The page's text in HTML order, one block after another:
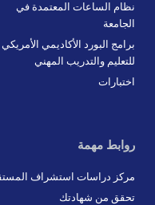
نظام الساعات المعتمدة في
الجامعة
برامج البورد الأكاديمي الأمريكي
للتعليم والتدريب المهني
اختبارات
روابط مهمة
مركز دراسات استشراف
تحقق من شهادتك